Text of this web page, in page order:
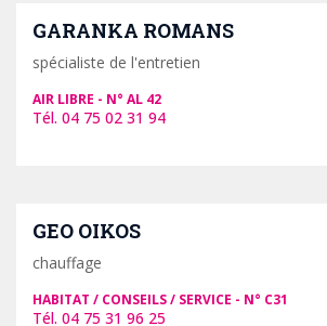
GARANKA ROMANS
spécialiste de l'entretien
AIR LIBRE AL 42
04 75 02 31 94
GEO OIKOS
chauffage
HABITAT / CONSEILS / SERVICE C31
04 75 31 96 25